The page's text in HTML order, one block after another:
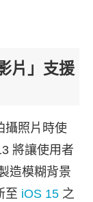
片」支援
攝照片時使
將讓使用者
造模糊背景
至 iOS 15 之